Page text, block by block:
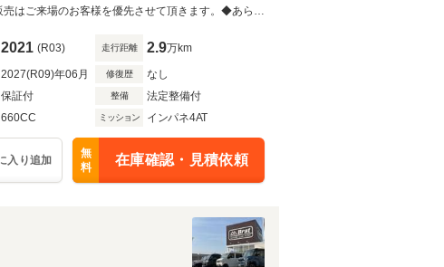
ライザー 電動格納ドアミラー◆当店以外で購入される場合は陸送費用等、別途費用が発生します。◆販売はご来場のお客様を優先させて頂きます。◆あらかじめご確認下さい※販売は一般のお客様に限ります。
2021 (R03) 走行距離 2.9万km
2027(R09)年06月 修復歴 なし
保証付 整備 法定整備付
660CC ミッション インパネ4AT
入り追加
無
料
在庫確認・見積依頼